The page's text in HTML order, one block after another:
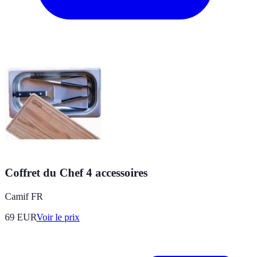
Coffret du Chef 4 accessoires
Camif FR
69 EURVoir le prix